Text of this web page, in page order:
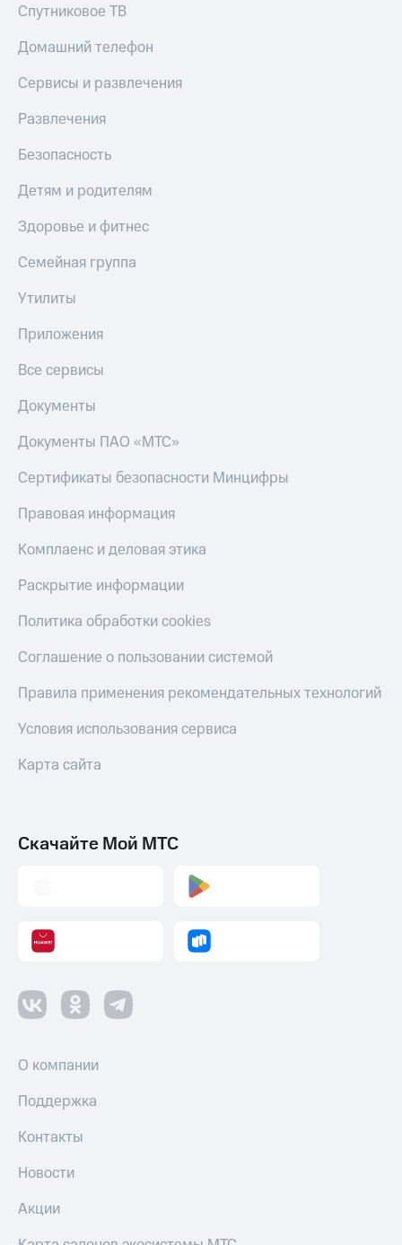
Спутниковое ТВ
Домашний телефон
Сервисы и развлечения
Развлечения
Безопасность
Детям и родителям
Здоровье и фитнес
Семейная группа
Утилиты
Приложения
Все сервисы
Документы
Документы ПАО «МТС»
Сертификаты безопасности Минцифры
Правовая информация
Комплаенс и деловая этика
Раскрытие информации
Политика обработки cookies
Соглашение о пользовании системой
Правила применения рекомендательных технологий
Условия использования сервиса
Карта сайта
Скачайте Мой МТС
О компании
Поддержка
Контакты
Новости
Акции